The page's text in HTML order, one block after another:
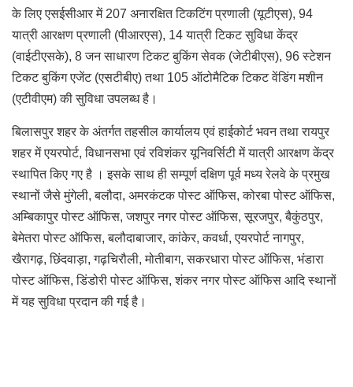
के लिए एसईसीआर में 207 अनारक्षित टिकटिंग प्रणाली (यूटीएस), 94
यात्री आरक्षण प्रणाली (पीआरएस), 14यात्री टिकट सुविधा केंद्र
(वाईटीएसके), 8जन साधारण टिकट बुकिंग सेवक (जेटीबीएस), 96स्टेशन
टिकट बुकिंग एजेंट (एसटीबीए) तथा 105 ऑटोमैटिक टिकट वेंडिंग मशीन
(एटीवीएम) की सुविधा उपलब्ध है।
बिलासपुर शहर के अंतर्गत तहसील कार्यालय एवं हाईकोर्ट भवन तथा रायपुर
शहर में एयरपोर्ट,विधानसभा एवं रविशंकर यूनिवर्सिटी में यात्री आरक्षण केंद्र
स्थापित किए गए है । इसके साथ ही सम्पूर्ण दक्षिण पूर्व मध्य रेलवे के प्रमुख
स्थानों जैसे मुंगेली,बलौदा, अमरकंटक पोस्ट ऑफिस,कोरबा पोस्ट ऑफिस,
अम्बिकापुर पोस्ट ऑफिस,जशपुर नगर पोस्ट ऑफिस,सूरजपुर,बैकुंठपुर,
बेमेतरा पोस्ट ऑफिस,बलौदाबाजार,कांकेर,कवर्धा,एयरपोर्ट नागपुर,
खैरागढ़,छिंदवाड़ा,गढ़चिरौली,मोतीबाग,सकरधारा पोस्ट ऑफिस, भंडारा
पोस्ट ऑफिस,डिंडोरी पोस्ट ऑफिस,शंकर नगर पोस्ट ऑफिस आदि स्थानों
में यह सुविधा प्रदान की गई है।